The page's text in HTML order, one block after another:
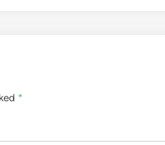
*